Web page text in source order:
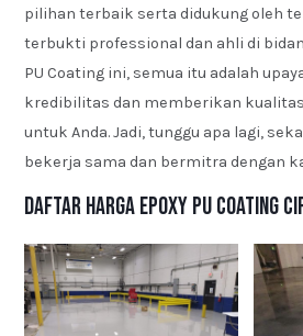
pilihan terbaik serta didukung oleh
terbukti professional dan ahli di
PU Coating ini, semua itu adalah
kredibilitas dan memberikan
untuk Anda. Jadi, tunggu apa lagi,
bekerja sama dan bermitra dengan
Daftar Harga Epoxy PU Coating